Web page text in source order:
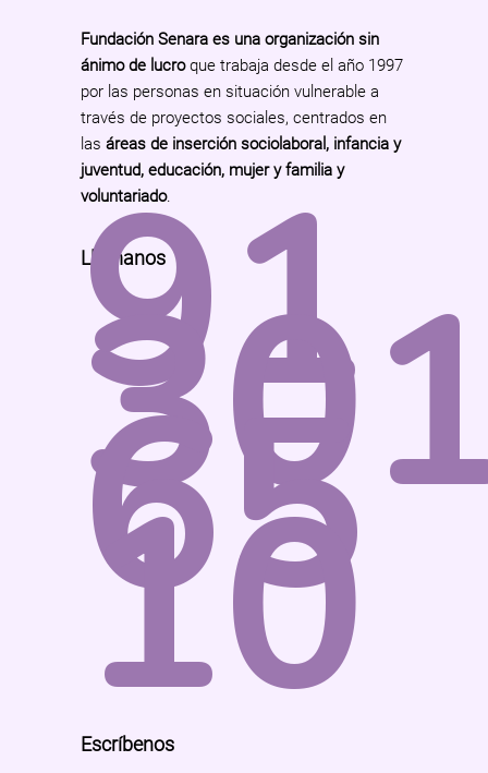
Fundación Senara es una organización sin
ánimo de lucroque trabaja desde el año 1997
por las personas en situación vulnerable a
través de proyectos sociales, centrados en
las áreas de inserción sociolaboral, infancia y
juventud, educación, mujer y familia y
voluntariado.
Llámanos
91
65
10
Escríbenos